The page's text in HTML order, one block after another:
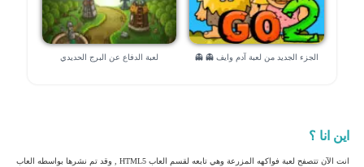
الجزء الجديد من لعبة آدم وايف 👻 👻 لعبة الدفاع عن البرج الحديدي
اين انا ؟
انت الآن تتصفح لعبة فواكهه المزرعة وهي تابعه لقسم العاب HTML5 , وقد تم نشرها بواسطه العاب